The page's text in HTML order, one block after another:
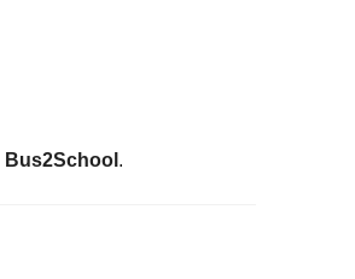
Bus2School .